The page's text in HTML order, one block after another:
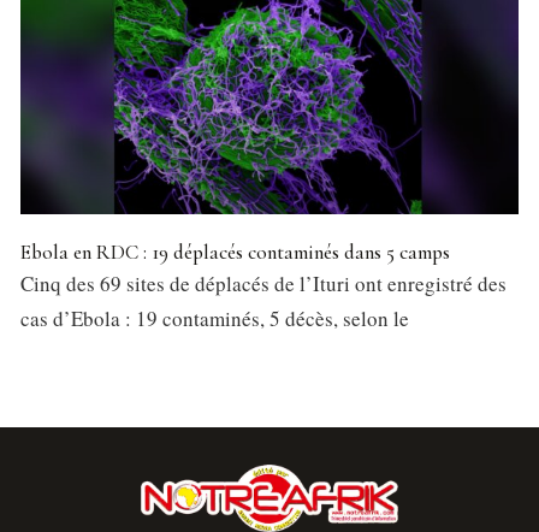
Ebola en RDC : 19 déplacés contaminés dans 5 camps
Cinq des 69 sites de déplacés de l’Ituri ont enregistré des
cas d’Ebola : 19 contaminés, 5 décès, selon le